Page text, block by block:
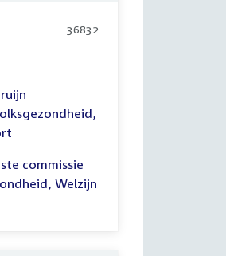
36832
commissie
Welzijn